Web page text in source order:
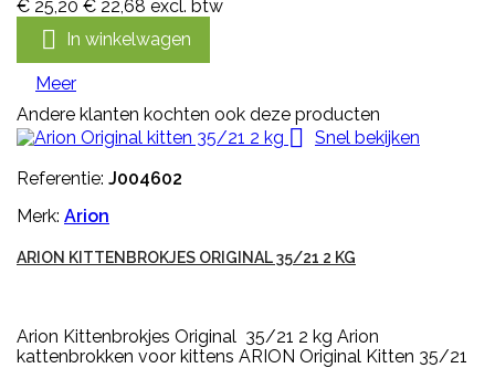
€ 25,20 € 22,68 excl. btw
 In winkelwagen
Meer
Andere klanten kochten ook deze producten

Snel bekijken
Referentie: J004602
Merk: Arion
ARION KITTENBROKJES ORIGINAL 35/21 2 KG
Arion Kittenbrokjes Original 35/21 2 kg Arion
kattenbrokken voor kittens ARION Original Kitten 35/21